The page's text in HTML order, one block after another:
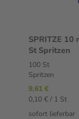
SPRITZE
St Spritzen
100 St
Spritzen
9,61 €
0,10 € / 1 St
sofort lieferbar